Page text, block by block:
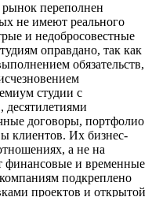
переполнен
не имеют реального
и недобросовестные
оправдано, так как
обязательств,
студии с
десятилетиями
договоры, портфолио
клиентов. Их бизнес-
а не на
финансовые и временные
подкреплено
проектов и открытой